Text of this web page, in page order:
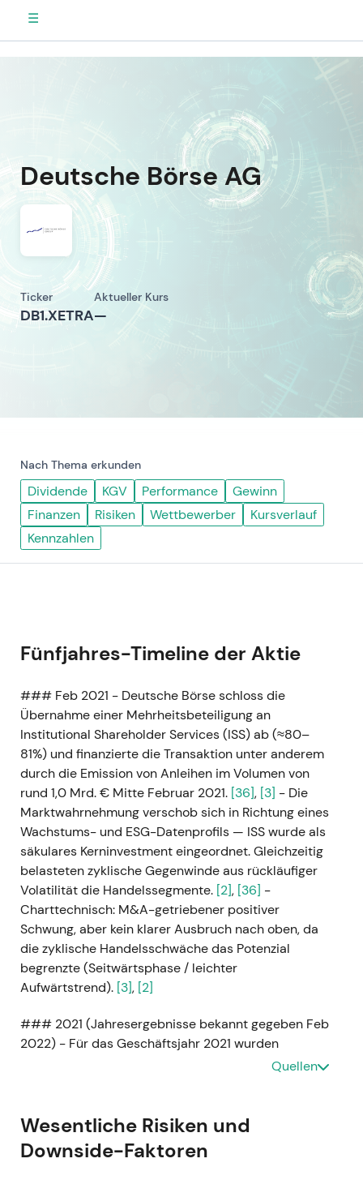
☰
Deutsche Börse AG
Ticker
DB1.XETRA
Aktueller Kurs
—
Nach Thema erkunden
Dividende KGV Performance
Gewinn
Finanzen
Risiken Wettbewerber
Kursverlauf
Kennzahlen
Fünfjahres-Timeline der Aktie
### Feb 2021 - Deutsche Börse schloss die
Übernahme einer Mehrheitsbeteiligung an
Institutional Shareholder Services (ISS) ab (≈80–
81%) und finanzierte die Transaktion unter anderem
durch die Emission von Anleihen im Volumen von
rund 1,0 Mrd. € Mitte Februar 2021. [36], [3] - Die
Marktwahrnehmung verschob sich in Richtung eines
Wachstums- und ESG-Datenprofils — ISS wurde als
säkulares Kerninvestment eingeordnet. Gleichzeitig
belasteten zyklische Gegenwinde aus rückläufiger
Volatilität die Handelssegmente. [2], [36] -
Charttechnisch: M&A-getriebener positiver
Schwung, aber kein klarer Ausbruch nach oben, da
die zyklische Handelsschwäche das Potenzial
begrenzte (Seitwärtsphase / leichter
Aufwärtstrend). [3], [2]
### 2021 (Jahresergebnisse bekannt gegeben Feb
2022) - Für das Geschäftsjahr 2021 wurden
folgende Ergebnisse gemeldet: Nettoumsatz
Unternehmen erklärte, die mittelfristigen Ziele des
Compass-2023-Programms erreicht zu haben.
[2]- Das Narrativ des „diversifizierten
Quellen
Wesentliche Risiken und
Downside-Faktoren